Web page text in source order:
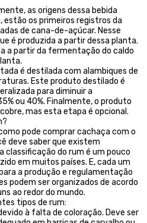
as origens dessa bebida
estão os primeiros registros da
de cana-de-açúcar. Nesse
é produzida a partir dessa planta.
a partir da fermentação do caldo
é destilada com alambiques de
Este produto destilado é
para diminuir a
ou 40%. Finalmente, o produto
mas esta etapa é opcional.
pode comprar cachaça com o
deve saber que existem
do rum é um pouco
em muitos países. E, cada um
a produção e regulamentação
podem ser organizados de acordo
ao redor do mundo.
tipos de rum:
à falta de coloração. Deve ser